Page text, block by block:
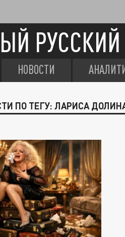
РУССКИЙ
НОВОСТИ
ПО ТЕГУ: ЛАРИСА